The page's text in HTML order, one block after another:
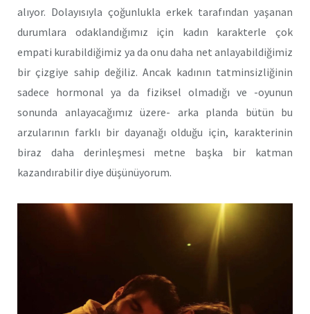
alıyor. Dolayısıyla çoğunlukla erkek tarafından yaşanan
durumlara odaklandığımız için kadın karakterle çok
empati kurabildiğimiz ya da onu daha net anlayabildiğimiz
bir çizgiye sahip değiliz. Ancak kadının tatminsizliğinin
sadece hormonal ya da fiziksel olmadığı ve -oyunun
sonunda anlayacağımız üzere- arka planda bütün bu
arzularının farklı bir dayanağı olduğu için, karakterinin
biraz daha derinleşmesi metne başka bir katman
kazandırabilir diye düşünüyorum.